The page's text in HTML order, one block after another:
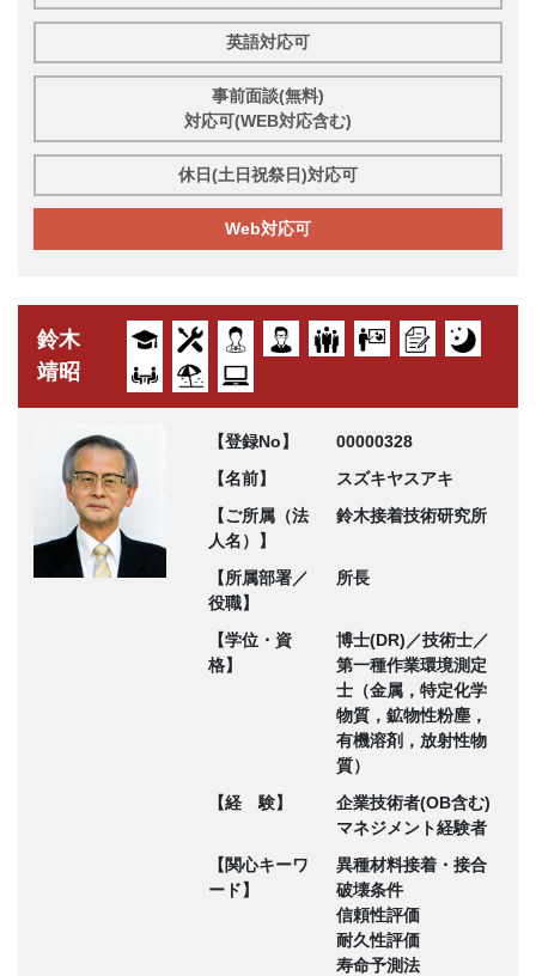
英語対応可
事前面談(無料)
対応可(WEB対応含む)
休日(土日祝祭日)対応可
Web対応可
鈴木
靖昭
【登録No】
00000328
【名前】
スズキヤスアキ
【ご所属（法
人名）】
鈴木接着技術研究所
【所属部署／
役職】
所長
【学位・資
格】
博士(DR)／技術士／
第一種作業環境測定
士（金属，特定化学
物質，鉱物性粉塵，
有機溶剤，放射性物
質）
【経 験】
企業技術者(OB含む)
マネジメント経験者
【関心キーワ
ード】
異種材料接着・接合
破壊条件
信頼性評価
耐久性評価
寿命予測法